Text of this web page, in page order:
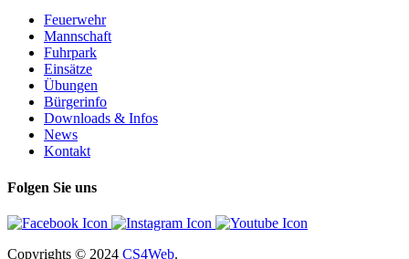
Feuerwehr
Mannschaft
Fuhrpark
Einsätze
Übungen
Bürgerinfo
Downloads & Infos
News
Kontakt
Folgen Sie uns
Copyrights © 2024 CS4Web.